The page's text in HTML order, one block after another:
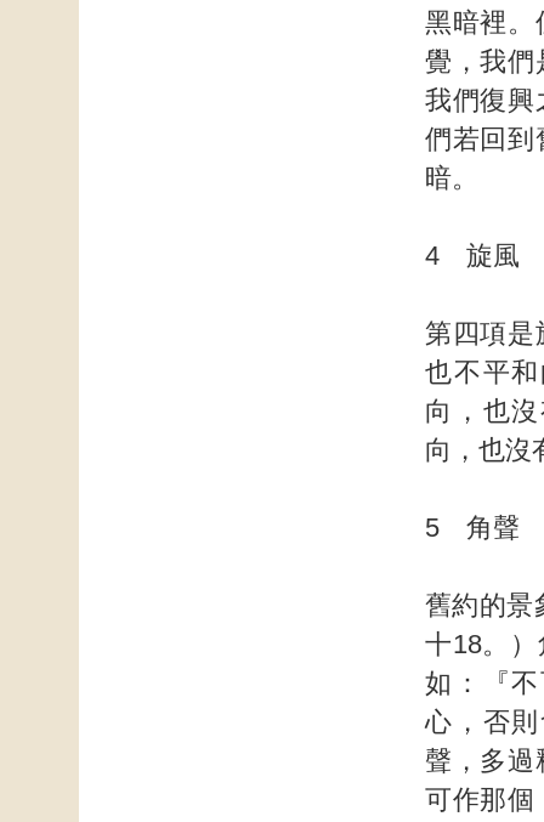
黑暗裡。
覺，我們
我們復興
們若回到
暗。
4 旋風
第四項是
也不平
向，也
向，也沒
5 角聲
舊約的景
十18。
如：『
心，否
聲，多過
可作那個